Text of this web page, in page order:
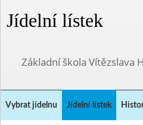
Jídelní lístek
Základní škola Vítězslava
Vybrat jídelnu Jídelní lístek